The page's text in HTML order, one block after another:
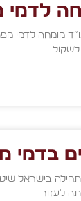
מומחה לדמי
לשקול
בישראל
לעזור